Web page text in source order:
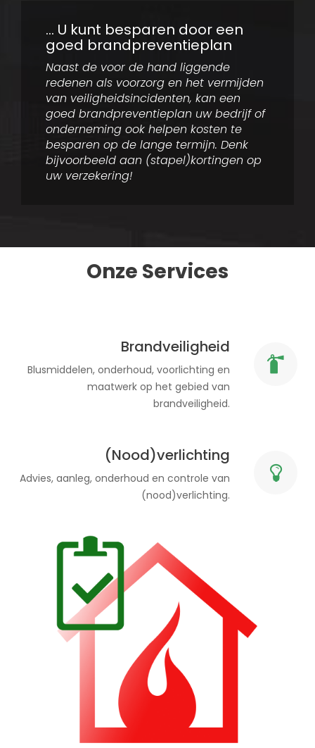
… Blusmiddelen belangrijk zijn
Blusmiddelen dragen bij aan de
brandveiligheid van uw organisatie.
Een gedegen brandveiligheidplan is
daarbij essentieel.
… U kunt besparen door een
goed brandpreventieplan
Naast de voor de hand liggende
redenen als voorzorg en het vermijden
van veiligheidsincidenten, kan een
goed brandpreventieplan uw bedrijf of
onderneming ook helpen kosten te
besparen op de lange termijn. Denk
bijvoorbeeld aan (stapel)kortingen op
uw verzekering!
Onze Services
Brandveiligheid
Blusmiddelen, onderhoud, voorlichting en
maatwerk op het gebied van
brandveiligheid.
(Nood)verlichting
Advies, aanleg, onderhoud en controle van
(nood)verlichting.